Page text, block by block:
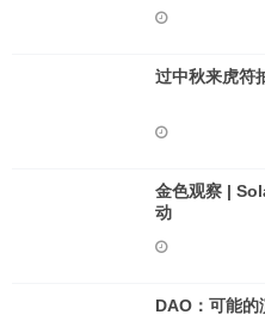
过中秋来虎符
金色观察 |
动
​DAO：可能的